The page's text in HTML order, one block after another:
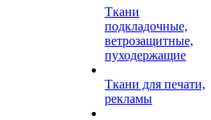
Ткани
подкладочные,
ветрозащитные,
пуходержащие
Ткани для печати,
рекламы